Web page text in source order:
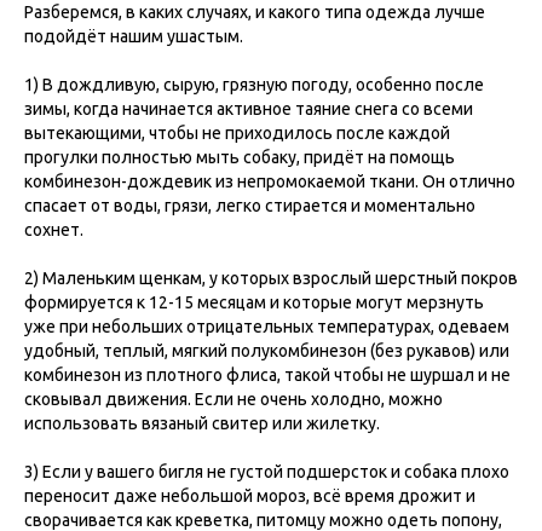
Разберемся, в каких случаях, и какого типа одежда лучше
подойдёт нашим ушастым.
1) В дождливую, сырую, грязную погоду, особенно после
зимы, когда начинается активное таяние снега со всеми
вытекающими, чтобы не приходилось после каждой
прогулки полностью мыть собаку, придёт на помощь
комбинезон-дождевик из непромокаемой ткани. Он отлично
спасает от воды, грязи, легко стирается и моментально
сохнет.
2) Маленьким щенкам, у которых взрослый шерстный покров
формируется к 12-15 месяцам и которые могут мерзнуть
уже при небольших отрицательных температурах, одеваем
удобный, теплый, мягкий полукомбинезон (без рукавов) или
комбинезон из плотного флиса, такой чтобы не шуршал и не
сковывал движения. Если не очень холодно, можно
использовать вязаный свитер или жилетку.
3) Если у вашего бигля не густой подшерсток и собака плохо
переносит даже небольшой мороз, всё время дрожит и
сворачивается как креветка, питомцу можно одеть попону,